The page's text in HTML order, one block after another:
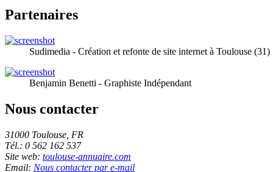
Partenaires
Sudimedia - Création et refonte de site internet à Toulouse (31)
Benjamin Benetti - Graphiste Indépendant
Nous contacter
31000 Toulouse, FR
Tél.: 0 562 162 537
Site web: toulouse-annuaire.com
Email: Nous contacter par e-mail